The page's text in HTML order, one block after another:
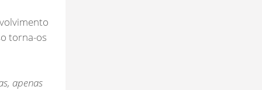
torna-os
apenas